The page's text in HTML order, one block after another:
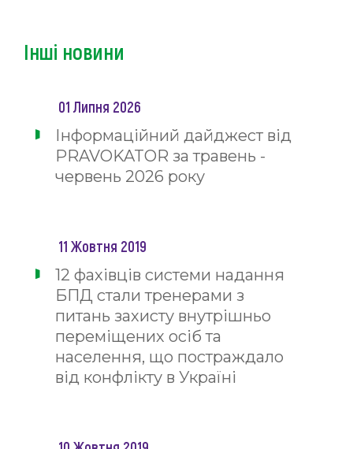
Інші новини
01 Липня 2026
Інформаційний дайджест від
PRAVOKATOR за травень -
червень 2026 року
11 Жовтня 2019
12 фахівців системи надання
БПД стали тренерами з
питань захисту внутрішньо
переміщених осіб та
населення, що постраждало
від конфлікту в Україні